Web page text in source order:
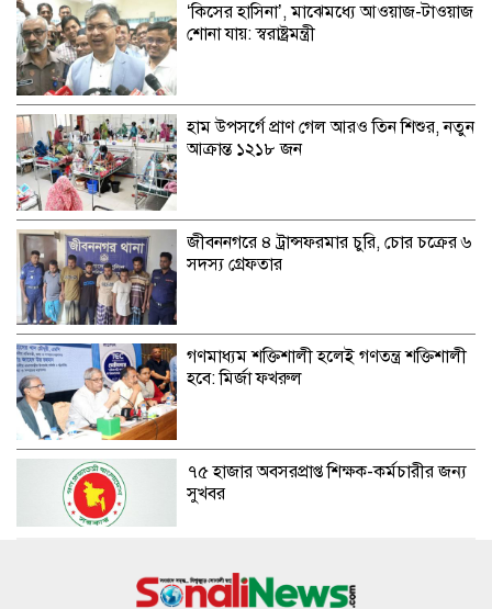
‘কিসের হাসিনা’, মাঝেমধ্যে আওয়াজ-টাওয়াজ
শোনা যায়: স্বরাষ্ট্রমন্ত্রী
হাম উপসর্গে প্রাণ গেল আরও তিন শিশুর, নতুন
আক্রান্ত ১২১৮ জন
জীবননগরে ৪ ট্রান্সফরমার চুরি, চোর চক্রের ৬
সদস্য গ্রেফতার
গণমাধ্যম শক্তিশালী হলেই গণতন্ত্র শক্তিশালী
হবে: মির্জা ফখরুল
৭৫ হাজার অবসরপ্রাপ্ত শিক্ষক-কর্মচারীর জন্য
সুখবর
নোয়াখালীতে বিএনপি নেতাকে গুলি, লাগল